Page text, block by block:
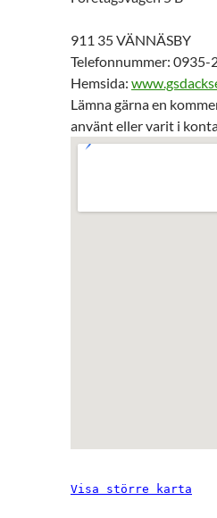
911 35 VÄNNÄSBY
Telefonnummer: 0935-
Hemsida:
Lämna gärna en
använt eller varit i
Visa större karta